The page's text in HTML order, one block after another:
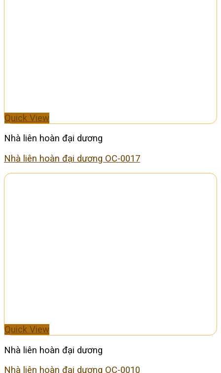
Quick View
Nhà liên hoàn đại dương
Nhà liên hoàn đại dương OC-0017
Quick View
Nhà liên hoàn đại dương
Nhà liên hoàn đại dương OC-0010